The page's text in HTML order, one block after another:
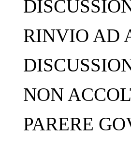
RINVIO AD
NON
PARERE